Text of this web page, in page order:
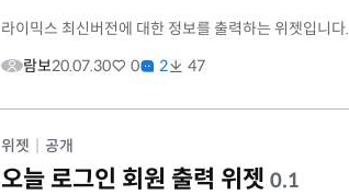
라이믹스 최신버전에 대한 정보를 출력하는 위젯입니다.
람보20.07.30 0 2 47
위젯 공개
오늘 로그인 회원 출력 위젯 0.1